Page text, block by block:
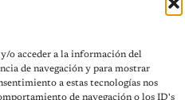
o acceder a la información del
de navegación y para mostrar
a estas tecnologías nos
de navegación o los ID's
de Mascotas
privacidad